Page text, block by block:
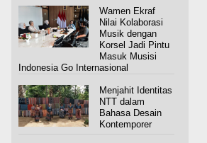
Wamen Ekraf
Nilai Kolaborasi
Musik dengan
Korsel Jadi Pintu
Masuk Musisi
Indonesia Go Internasional
Menjahit Identitas
NTT dalam
Bahasa Desain
Kontemporer